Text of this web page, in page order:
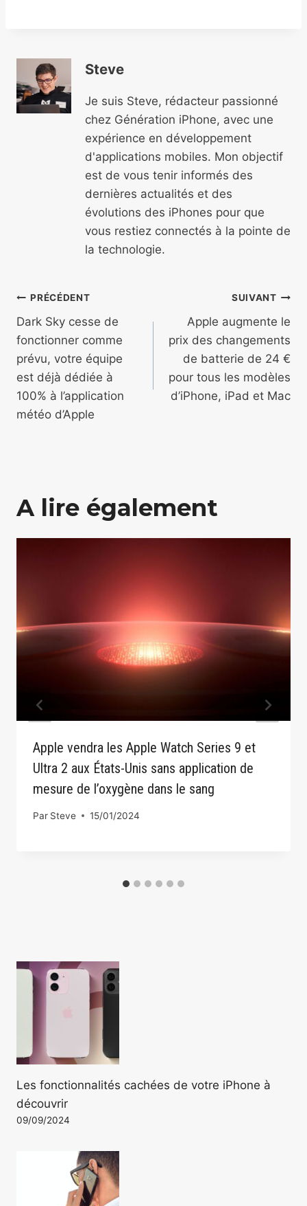
Steve
Je suis Steve, rédacteur passionné
chez Génération iPhone, avec une
expérience en développement
d'applications mobiles. Mon objectif
est de vous tenir informés des
dernières actualités et des
évolutions des iPhones pour que
vous restiez connectés à la pointe de
la technologie.
Navigation
de
l’article
PRÉCÉDENT
Dark Sky cesse de
fonctionner comme
prévu, votre équipe
est déjà dédiée à
100% à l’application
météo d’Apple
SUIVANT
Apple augmente le
prix des changements
de batterie de 24 €
pour tous les modèles
d’iPhone, iPad et Mac
A lire également
Apple vendra les Apple Watch Series 9 et
Ultra 2 aux États-Unis sans application de
mesure de l’oxygène dans le sang
Par Steve 15/01/2024
Les fonctionnalités cachées de votre iPhone à
découvrir
09/09/2024